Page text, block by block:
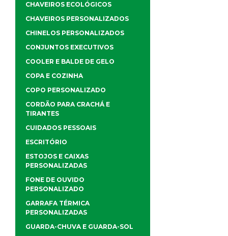
CHAVEIROS ECOLÓGICOS
CHAVEIROS PERSONALIZADOS
CHINELOS PERSONALIZADOS
CONJUNTOS EXECUTIVOS
COOLER E BALDE DE GELO
COPA E COZINHA
COPO PERSONALIZADO
CORDÃO PARA CRACHÁ E
TIRANTES
CUIDADOS PESSOAIS
ESCRITÓRIO
ESTOJOS E CAIXAS
PERSONALIZADAS
FONE DE OUVIDO
PERSONALIZADO
GARRAFA TÉRMICA
PERSONALIZADAS
GUARDA-CHUVA E GUARDA-SOL